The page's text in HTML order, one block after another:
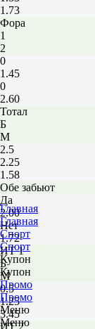
1.73
Фора
1
2
0
1.45
0
2.60
Тотал
Б
М
2.5
2.25
1.58
Обе забьют
Да
2.00
Нет
1.72
ИТ 1
Б
М
0.5
1.25
3.45
ИТ 2
Главная
Главная
Спорт
Спорт
Купон
Купон
Промо
Промо
Меню
Меню